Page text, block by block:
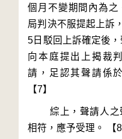
個月不變期間內為
局判決不服提起上訴
5日駁回上訴確定後
向本庭提出上揭裁
請，足認其聲請係
        綜上，聲請人之聲請核與上開憲訴法規定